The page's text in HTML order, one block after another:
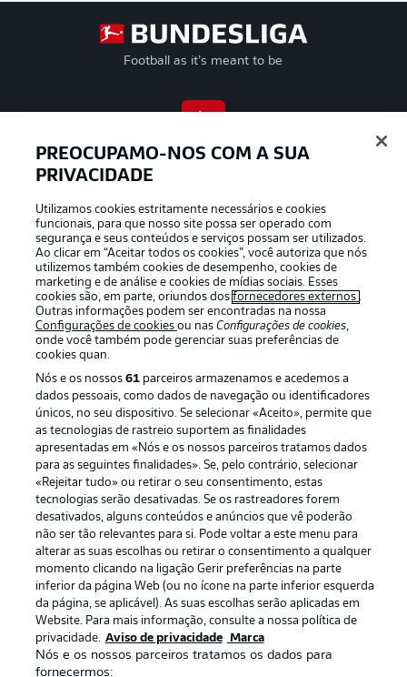
Football as it’s meant to be
APLICATIVO DA BUNDESLIGA
Oferecido por
Publicidade Avisos legais
Aviso de privacidade
Termos de uso Emissoras
Trabalhe conosco Marca
Jogadores
PREOCUPAMO-NOS COM A SUA
PRIVACIDADE
Utilizamos cookies estritamente necessários e cookies
funcionais, para que nosso site possa ser operado com
segurança e seus conteúdos e serviços possam ser utilizados.
Ao clicar em “Aceitar todos os cookies”, você autoriza que nós
utilizemos também cookies de desempenho, cookies de
marketing e de análise e cookies de mídias sociais. Esses
cookies são, em parte, oriundos dos fornecedores externos .
Outras informações podem ser encontradas na nossa
Configurações de cookies ou nas Configurações de cookies,
onde você também pode gerenciar suas preferências de
cookies quan.
Nós e os nossos 61parceiros armazenamos e acedemos a
dados pessoais, como dados de navegação ou identificadores
únicos, no seu dispositivo. Se selecionar «Aceito», permite que
as tecnologias de rastreio suportem as finalidades
apresentadas em «Nós e os nossos parceiros tratamos dados
para as seguintes finalidades». Se, pelo contrário, selecionar
«Rejeitar tudo» ou retirar o seu consentimento, estas
tecnologias serão desativadas. Se os rastreadores forem
desativados, alguns conteúdos e anúncios que vê poderão
não ser tão relevantes para si. Pode voltar a este menu para
alterar as suas escolhas ou retirar o consentimento a qualquer
momento clicando na ligação Gerir preferências na parte
inferior da página Web (ou no ícone na parte inferior esquerda
da página, se aplicável). As suas escolhas serão aplicadas em
Website. Para mais informação, consulte a nossa política de
privacidade. Aviso de privacidade Marca
Nós e os nossos parceiros tratamos os dados para
fornecermos: